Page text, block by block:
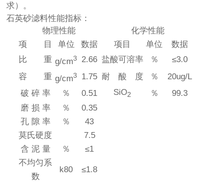
求）。
石英砂滤料性能指标：
物理性能
化学性能
项 目
单位 数据 项目 单位
数据
比 重 g/cm3 2.66 盐酸可溶率 ％
≤3.0
容 重 g/cm3 1.75 耐 酸 度 ％
20ug/L
破 碎 率
％ 0.51 SiO2 ％
99.3
磨 损 率
％
0.35
孔 隙 率
％
43
莫氏硬度
7.5
含 泥 量
％
≤1
不均匀系
数
k80 ≤1.8